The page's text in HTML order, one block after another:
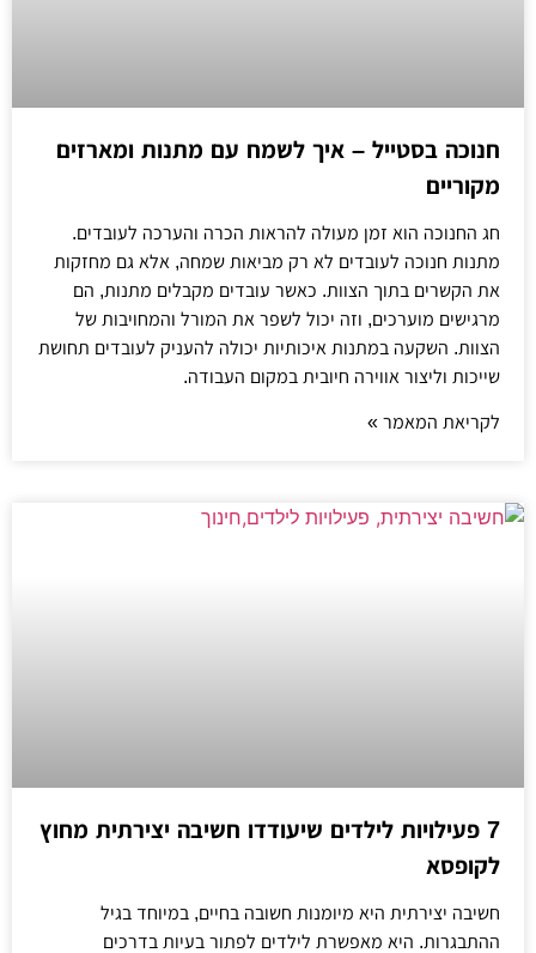
חנוכה בסטייל – איך לשמח עם מתנות ומארזים
מקוריים
חג החנוכה הוא זמן מעולה להראות הכרה והערכה לעובדים.
מתנות חנוכה לעובדים לא רק מביאות שמחה, אלא גם מחזקות
את הקשרים בתוך הצוות. כאשר עובדים מקבלים מתנות, הם
מרגישים מוערכים, וזה יכול לשפר את המורל והמחויבות של
הצוות. השקעה במתנות איכותיות יכולה להעניק לעובדים תחושת
שייכות וליצור אווירה חיובית במקום העבודה.
לקריאת המאמר »
7 פעילויות לילדים שיעודדו חשיבה יצירתית מחוץ
לקופסא
חשיבה יצירתית היא מיומנות חשובה בחיים, במיוחד בגיל
ההתבגרות. היא מאפשרת לילדים לפתור בעיות בדרכים